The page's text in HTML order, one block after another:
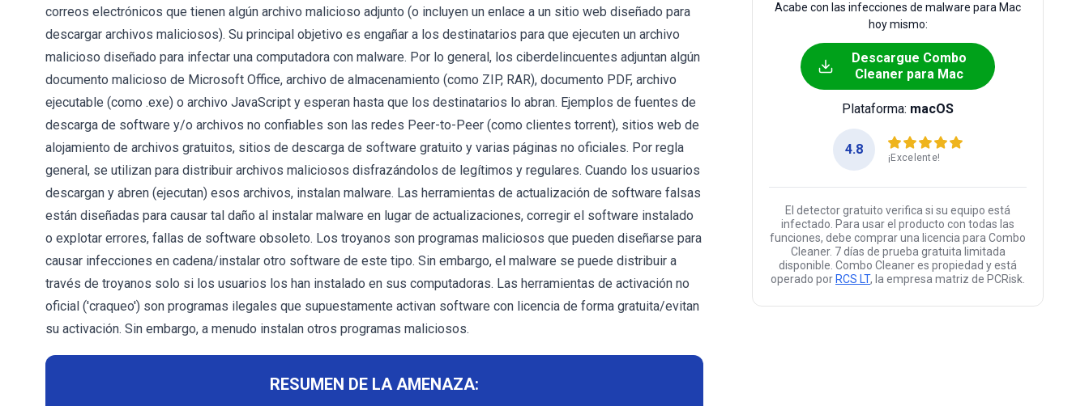
correos electrónicos que tienen algún archivo malicioso adjunto (o incluyen un enlace a un sitio web diseñado para
descargar archivos maliciosos). Su principal objetivo es engañar a los destinatarios para que ejecuten un archivo
malicioso diseñado para infectar una computadora con malware. Por lo general, los ciberdelincuentes adjuntan algún
documento malicioso de Microsoft Office, archivo de almacenamiento (como ZIP, RAR), documento PDF, archivo
ejecutable (como .exe) o archivo JavaScript y esperan hasta que los destinatarios lo abran. Ejemplos de fuentes de
descarga de software y/o archivos no confiables son las redes Peer-to-Peer (como clientes torrent), sitios web de
alojamiento de archivos gratuitos, sitios de descarga de software gratuito y varias páginas no oficiales. Por regla
general, se utilizan para distribuir archivos maliciosos disfrazándolos de legítimos y regulares. Cuando los usuarios
descargan y abren (ejecutan) esos archivos, instalan malware. Las herramientas de actualización de software falsas
están diseñadas para causar tal daño al instalar malware en lugar de actualizaciones, corregir el software instalado
o explotar errores, fallas de software obsoleto. Los troyanos son programas maliciosos que pueden diseñarse para
causar infecciones en cadena/instalar otro software de este tipo. Sin embargo, el malware se puede distribuir a
través de troyanos solo si los usuarios los han instalado en sus computadoras. Las herramientas de activación no
oficial ('craqueo') son programas ilegales que supuestamente activan software con licencia de forma gratuita/evitan
su activación. Sin embargo, a menudo instalan otros programas maliciosos.
RESUMEN DE LA AMENAZA:
Acabe con las infecciones de malware para Mac
hoy mismo:
Descargue Combo
Cleaner para Mac
Plataforma: macOS
4.8
¡Excelente!
El detector gratuito verifica si su equipo está
infectado. Para usar el producto con todas las
funciones, debe comprar una licencia para Combo
Cleaner. 7 días de prueba gratuita limitada
disponible. Combo Cleaner es propiedad y está
operado por RCS LT, la empresa matriz de PCRisk.